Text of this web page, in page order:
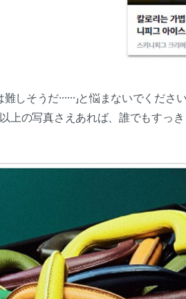
しそうだ……」と悩まないでくださ
上の写真さえあれば、誰でもすっ